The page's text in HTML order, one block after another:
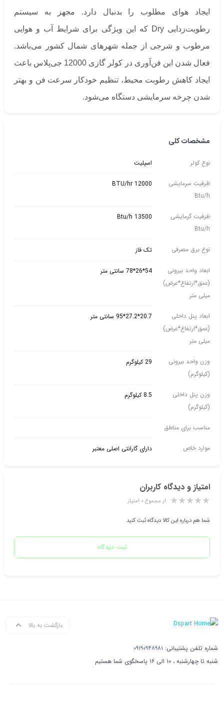
ایجاد هوای مطلوب را بدنبال دارد. مجهز به سیستم
رطوبت‌زدایی Dry که این ویژگی برای شرایط آب و هوایی
مرطوب و شرجی از جمله شهرهای شمال کشور می‌باشد.
فعال شدن این فن‌آوری در کولر گازی 12000 جی‌پلاس باعث
ایجاد کاهش رطوبت محیط، تنظیم خودکار سرعت فن و بهتر
شدن چرخه سرمایشی دستگاه می‌شود.
مشخصات کلی
نوع کولر اسپلیت
ظرفیت سرمایشی
Btu/h
12000 BTU/hr
ظرفیت گرمایشی
Btu/h
13500 Btu/h
نوع برق مصرفی تک فاز
ابعاد واحد بیرونی
(عمق*ارتفاع*عرض)
میلی متر
54*26*78 سانتی متر
ابعاد پنل داخلی
(عمق*ارتفاع*عرض)
میلی متر
20.7*27.2*95 سانتی متر
وزن واحد بیرونی
(کیلوگرم)
29 کیلوگرم
وزن پنل داخلی
(کیلوگرم)
8.5 کیلوگرم
مناسب برای مناطق
موارد خاص دارای گارانتی اصلی معتبر
امتیاز و دیدگاه کاربران
از مجموع ۰ امتیاز
شما هم درباره این کالا دیدگاه ثبت کنید
ثبت دیدگاه
بازگشت به بالا
شماره تلفن پشتیبانی: ۰۹۱۹۰۹۴۸۹۸۱
شنبه تا چهارشنبه ، ۱۰ الی ۱۶ پاسخگوی شما هستیم